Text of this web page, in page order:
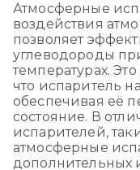
Атмосферные
воздействия
позволяет
углеводороды
температурах.
что испаритель
обеспечивая её
состояние. В
испарителей,
атмосферные
дополнительных